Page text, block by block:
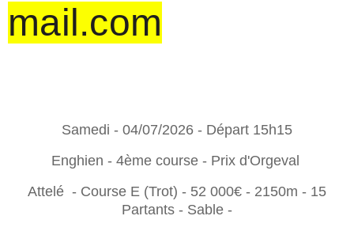
mail.com
Samedi - 04/07/2026 - Départ 15h15
Enghien - 4ème course - Prix d'Orgeval
Attelé - Course E (Trot) - 52 000€ - 2150m - 15
Partants - Sable -